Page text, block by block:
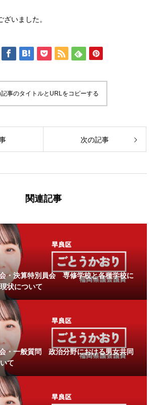
いました。
記事のタイトルとURLをコピーする
次の記事
関連記事
・決算特別員会 専修学校と各種学校に
状について
・一般質問 政治分野における男女共同
て